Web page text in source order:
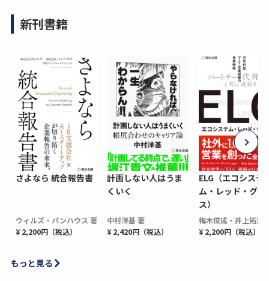
新刊書籍
さよなら 統合報告書
ウィルズ・パンハウス 著
¥ 2,200円（税込）
計画しない人はうま
くいく
中村洋基 著
¥ 2,420円（税込）
ELG（エコシステ
ム・レッド・グロ
ス）
梅木俊成・井上拓海
¥ 2,200円（税込）
もっと見る